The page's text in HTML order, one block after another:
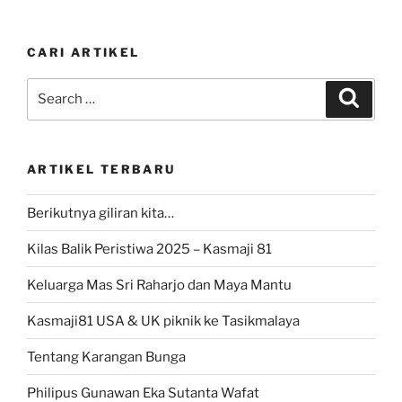
CARI ARTIKEL
ARTIKEL TERBARU
Berikutnya giliran kita…
Kilas Balik Peristiwa 2025 – Kasmaji 81
Keluarga Mas Sri Raharjo dan Maya Mantu
Kasmaji81 USA & UK piknik ke Tasikmalaya
Tentang Karangan Bunga
Philipus Gunawan Eka Sutanta Wafat